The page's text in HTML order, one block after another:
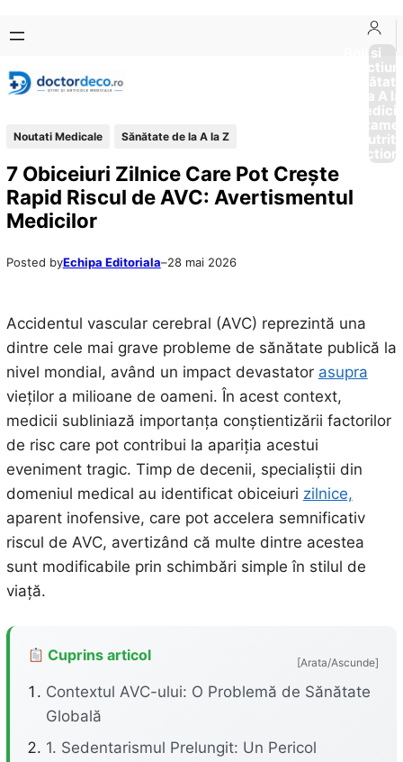
conținut
content
Boli si
Afectiuni
Sănătate
de la A
Noutati Medicale Sănătate de la A la Z
7 Obiceiuri Zilnice Care Pot Crește
Rapid Riscul de AVC: Avertismentul
Medicilor
Posted byEchipa Editoriala–28 mai 2026
Accidentul vascular cerebral (AVC) reprezintă una
dintre cele mai grave probleme de sănătate publică la
nivel mondial, având un impact devastator asupra
vieților a milioane de oameni. În acest context,
medicii subliniază importanța conștientizării factorilor
de risc care pot contribui la apariția acestui
eveniment tragic. Timp de decenii, specialiștii din
domeniul medical au identificat obiceiuri zilnice,
aparent inofensive, care pot accelera semnificativ
riscul de AVC, avertizând că multe dintre acestea
sunt modificabile prin schimbări simple în stilul de
viață.
Cuprins articol [Arata/Ascunde]
Contextul AVC-ului: O Problemă de Sănătate
Globală
1. Sedentarismul Prelungit: Un Pericol